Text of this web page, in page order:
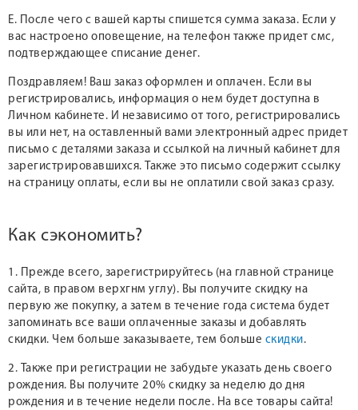
Е. После чего с вашей карты спишется сумма заказа. Если у
вас настроено оповещение, на телефон также придет смс,
подтверждающее списание денег.
Поздравляем! Ваш заказ оформлен и оплачен. Если вы
регистрировались, информация о нем будет доступна в
Личном кабинете. И независимо от того, регистрировались
вы или нет, на оставленный вами электронный адрес придет
письмо с деталями заказа и ссылкой на личный кабинет для
зарегистрировавшихся. Также это письмо содержит ссылку
на страницу оплаты, если вы не оплатили свой заказ сразу.
Как сэкономить?
1. Прежде всего, зарегистрируйтесь (на главной странице
сайта, в правом верхгнм углу). Вы получите скидку на
первую же покупку, а затем в течение года система будет
запоминать все ваши оплаченные заказы и добавлять
скидки. Чем больше заказываете, тем больше скидки.
2. Также при регистрации не забудьте указать день своего
рождения. Вы получите 20% скидку за неделю до дня
рождения и в течение недели после. На все товары сайта!